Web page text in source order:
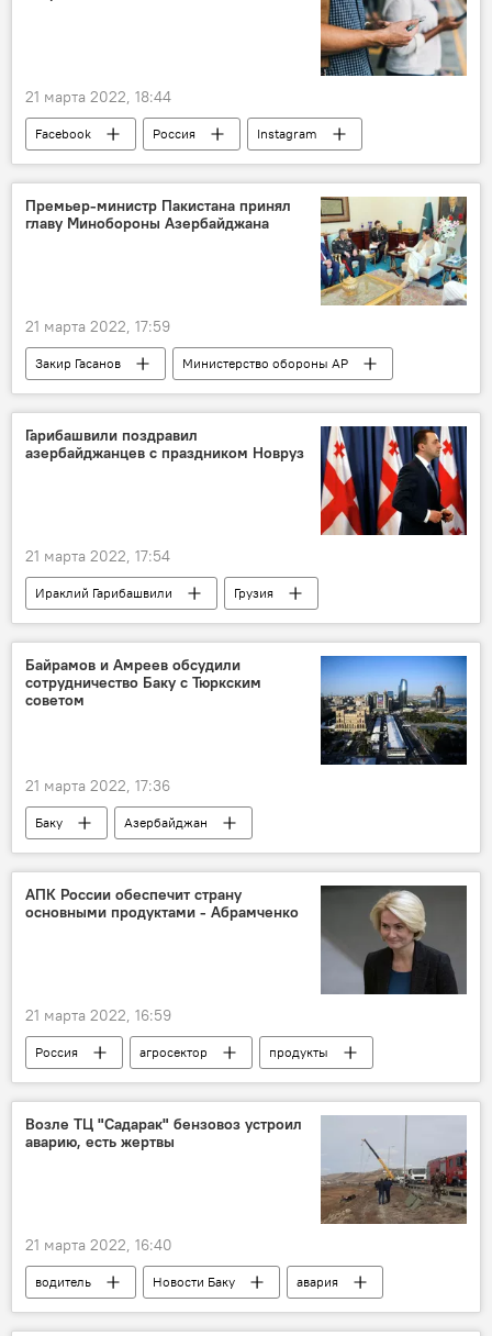
21 марта 2022, 18:44
Facebook Россия
Instagram
запрет
Блокировка
суд
Премьер-министр Пакистана принял
главу Минобороны Азербайджана
21 марта 2022, 17:59
Закир Гасанов
Министерство обороны АР
Пакистан
визит
Политика
Азербайджан
Гарибашвили поздравил
азербайджанцев с праздником Новруз
21 марта 2022, 17:54
Ираклий Гарибашвили
Грузия
Поздравление
Новруз
Грузинские азербайджанцы
Азербайджанцы
ЖИЗНЬ
Байрамов и Амреев обсудили
сотрудничество Баку с Тюркским
советом
21 марта 2022, 17:36
Баку
Азербайджан
Джейхун Байрамов
Багдад Амреев
Тюркский совет
Организация тюркских государств
АПК России обеспечит страну
основными продуктами - Абрамченко
21 марта 2022, 16:59
Россия агросектор
продукты
Экономика
продовольствие
Возле ТЦ "Садарак" бензовоз устроил
аварию, есть жертвы
21 марта 2022, 16:40
водитель Новости Баку
авария
ДТП
Бензовоз Происшествия